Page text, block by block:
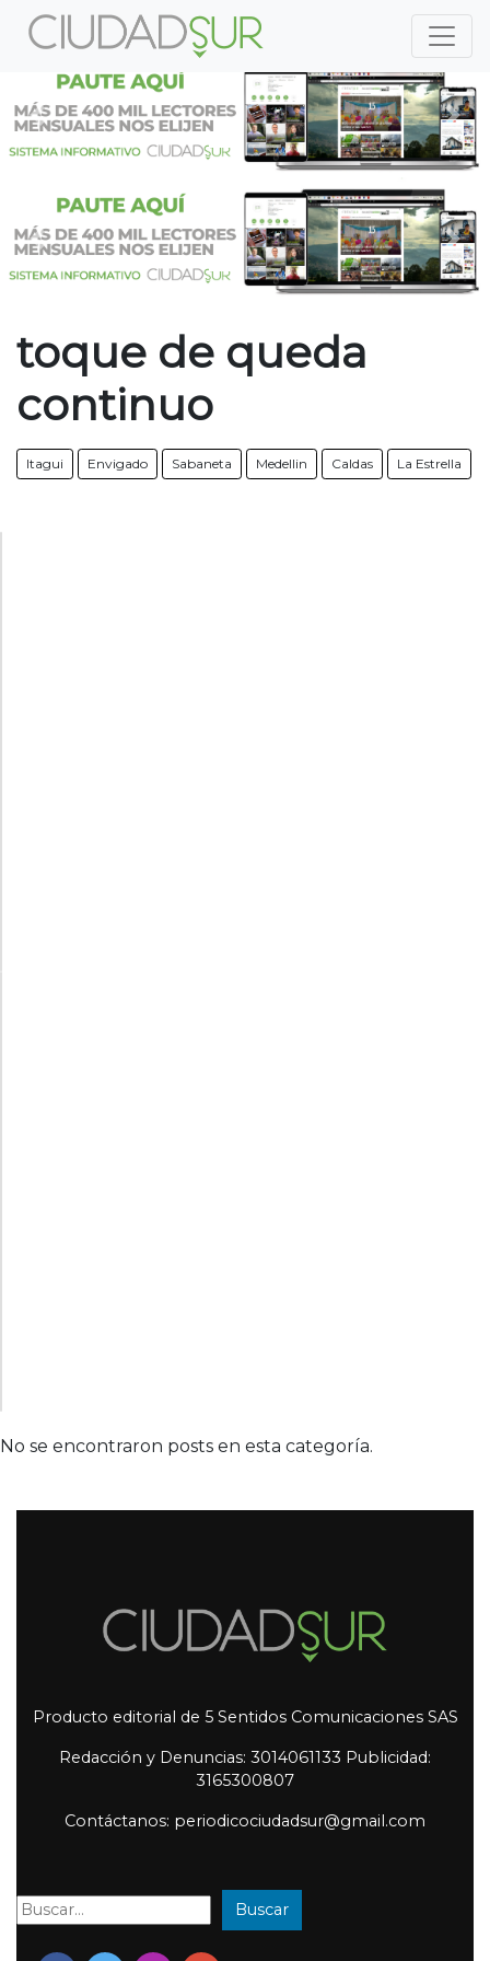
Previous
Previous
toque de queda
continuo
Itagui Envigado Sabaneta Medellin Caldas La Estrella
No se encontraron posts en esta categoría.
Producto editorial de 5 Sentidos Comunicaciones SAS
Redacción y Denuncias: 3014061133 Publicidad:
3165300807
Contáctanos: periodicociudadsur@gmail.com
Buscar: Buscar